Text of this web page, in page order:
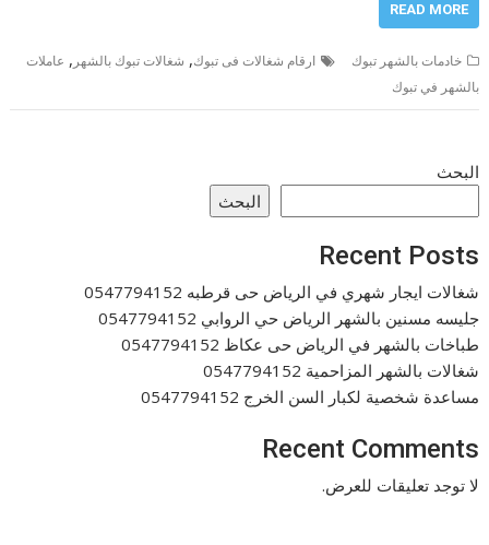
READ MORE
خادمات بالشهر تبوك ارقام شغالات فى تبوك, شغالات تبوك بالشهر , عاملات
بالشهر في تبوك
البحث
البحث
Recent Posts
شغالات ايجار شهري في الرياض حى قرطبه 0547794152
جليسه مسنين بالشهر الرياض حي الروابي 0547794152
طباخات بالشهر في الرياض حى عكاظ 0547794152
شغالات بالشهر المزاحمية 0547794152
مساعدة شخصية لكبار السن الخرج 0547794152
Recent Comments
لا توجد تعليقات للعرض.